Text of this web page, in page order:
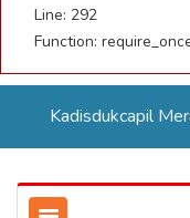
Line: 292
Function: